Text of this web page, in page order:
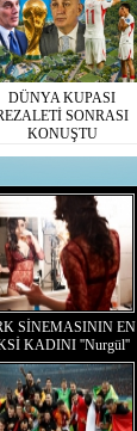
DÜNYA KUPASI
SONRASI
KONUŞTU
SİNEMASININ EN
KADINI ''Nurgül''